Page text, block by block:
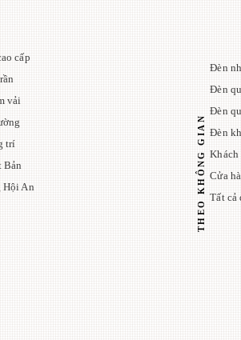
cấp
vải
trí
Bản
Hội An
THEO KHÔNG GIAN
Đèn
Đèn
Đèn
Đèn
Khách
Cửa
Tất cả